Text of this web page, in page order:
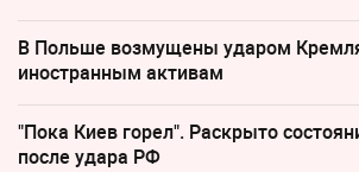
В Польше возмущены ударом
иностранным активам
"Пока Киев горел". Раскрыто
после удара РФ